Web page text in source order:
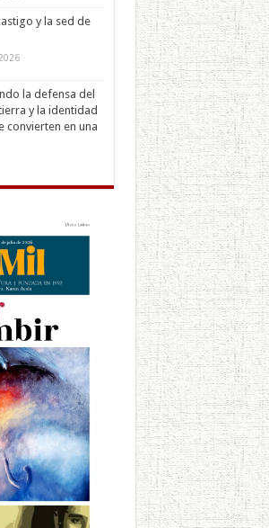
y la sed de
la defensa del
y la identidad
convierten en una